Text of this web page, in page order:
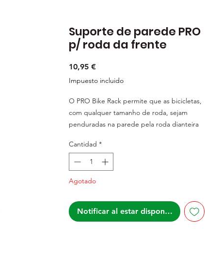
Suporte de parede PRO
p/ roda da frente
10,95 €Precio
Impuesto incluido
O PRO Bike Rack permite que as bicicletas,
com qualquer tamanho de roda, sejam
penduradas na parede pela roda dianteira
Suporte para bicicleta com gancho de
parede
Adapta-se a todos os tamanhos de rodas
Cantidad *
Agotado
Notificar al estar disponible